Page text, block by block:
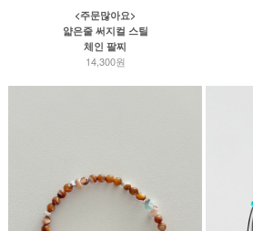
<주문많아요>
얇은줄 써지컬 스틸
체인 팔찌
14,300원